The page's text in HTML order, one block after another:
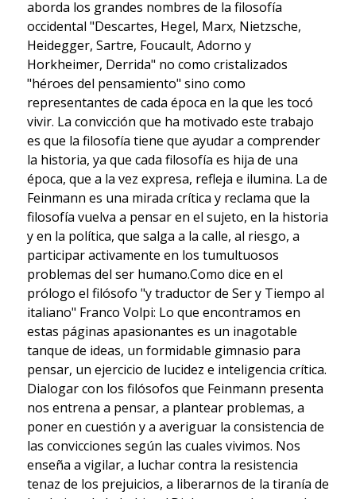
aborda los grandes nombres de la filosofía
occidental "Descartes, Hegel, Marx, Nietzsche,
Heidegger, Sartre, Foucault, Adorno y
Horkheimer, Derrida" no como cristalizados
"héroes del pensamiento" sino como
representantes de cada época en la que les tocó
vivir. La convicción que ha motivado este trabajo
es que la filosofía tiene que ayudar a comprender
la historia, ya que cada filosofía es hija de una
época, que a la vez expresa, refleja e ilumina. La de
Feinmann es una mirada crítica y reclama que la
filosofía vuelva a pensar en el sujeto, en la historia
y en la política, que salga a la calle, al riesgo, a
participar activamente en los tumultuosos
problemas del ser humano.Como dice en el
prólogo el filósofo "y traductor de Ser y Tiempo al
italiano" Franco Volpi: Lo que encontramos en
estas páginas apasionantes es un inagotable
tanque de ideas, un formidable gimnasio para
pensar, un ejercicio de lucidez e inteligencia crítica.
Dialogar con los filósofos que Feinmann presenta
nos entrena a pensar, a plantear problemas, a
poner en cuestión y a averiguar la consistencia de
las convicciones según las cuales vivimos. Nos
enseña a vigilar, a luchar contra la resistencia
tenaz de los prejuicios, a liberarnos de la tiranía de